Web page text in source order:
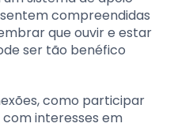
compreendidas
que ouvir e estar
ser tão benéfico
como participar
interesses em